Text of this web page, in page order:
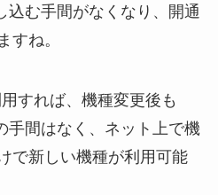
込む手間がなくなり、開通
すね。
すれば、機種変更後も
手間はなく、ネット上で機
で新しい機種が利用可能